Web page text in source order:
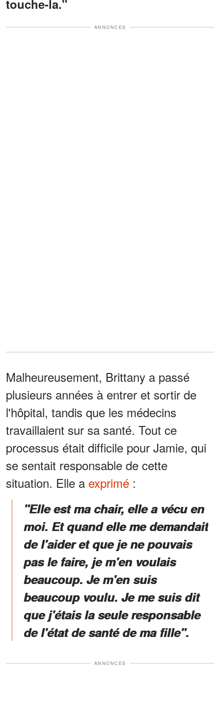
touche-la."
ANNONCES
Malheureusement, Brittany a passé
plusieurs années à entrer et sortir de
l'hôpital, tandis que les médecins
travaillaient sur sa santé. Tout ce
processus était difficile pour Jamie, qui
se sentait responsable de cette
situation. Elle a exprimé :
"Elle est ma chair, elle a vécu en
moi. Et quand elle me demandait
de l'aider et que je ne pouvais
pas le faire, je m'en voulais
beaucoup. Je m'en suis
beaucoup voulu. Je me suis dit
que j'étais la seule responsable
de l'état de santé de ma fille".
ANNONCES